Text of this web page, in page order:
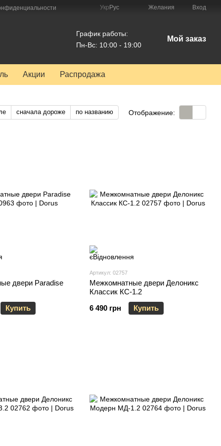
Укр Рус Желания Вход
График работы:
Пн-Вс: 10:00 - 19:00
Мой заказ
Акции Распродажа
сначала дороже по названию Отображение:
двери Paradise
Купить
Артикул: 02757
Межкомнатные двери Делоникс
Классик КС-1.2
6 490 грн
Купить